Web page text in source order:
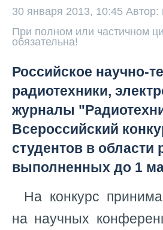
30 января 2013, 10:45 Автор:
При полном или частичном
обязательна!
Российское научно-
радиотехники,
журналы
Всероссийский
студентов в области
выполненных до 1
На конкурс
на научных